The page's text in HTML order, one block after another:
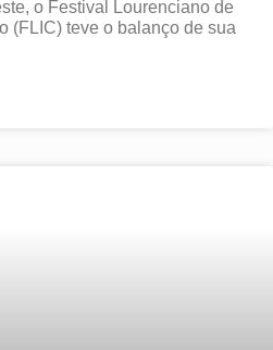
o Festival Lourenciano de
(FLIC) teve o balanço de sua